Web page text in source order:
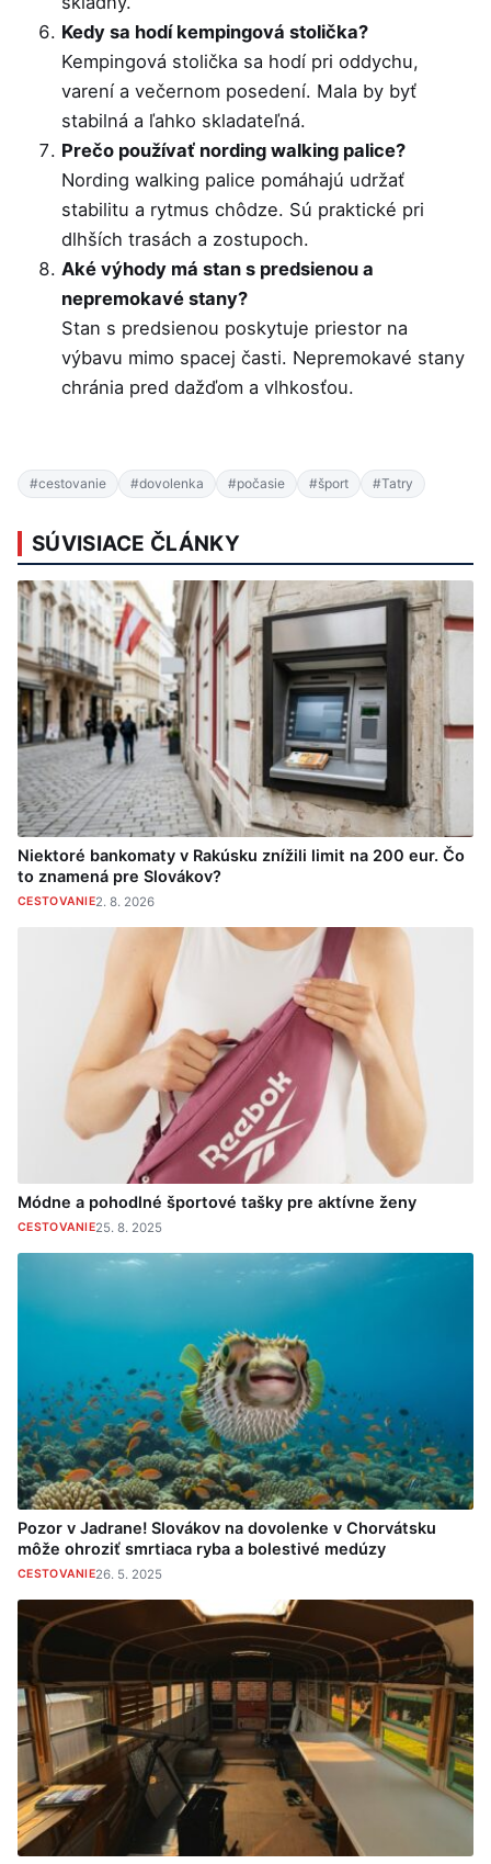
Kedy sa hodí kempingová stolička?
Kempingová stolička sa hodí pri oddychu,
varení a večernom posedení. Mala by byť
stabilná a ľahko skladateľná.
Prečo používať nording walking palice?
Nording walking palice pomáhajú udržať
stabilitu a rytmus chôdze. Sú praktické pri
dlhších trasách a zostupoch.
Aké výhody má stan s predsienou a
nepremokavé stany?
Stan s predsienou poskytuje priestor na
výbavu mimo spacej časti. Nepremokavé stany
chránia pred dažďom a vlhkosťou.
#cestovanie #dovolenka #počasie #šport #Tatry
SÚVISIACE ČLÁNKY
Niektoré bankomaty v Rakúsku znížili limit na 200 eur. Čo
to znamená pre Slovákov?
CESTOVANIE2. 8. 2026
Módne a pohodlné športové tašky pre aktívne ženy
CESTOVANIE25. 8. 2025
Pozor v Jadrane! Slovákov na dovolenke v Chorvátsku
môže ohroziť smrtiaca ryba a bolestivé medúzy
CESTOVANIE26. 5. 2025